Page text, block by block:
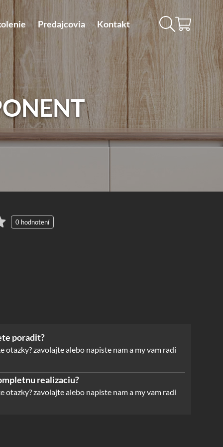
Predajcovia Kontakt
poradit?
otazky? zavolajte alebo napiste nam a my vam radi
realizaciu?
otazky? zavolajte alebo napiste nam a my vam radi